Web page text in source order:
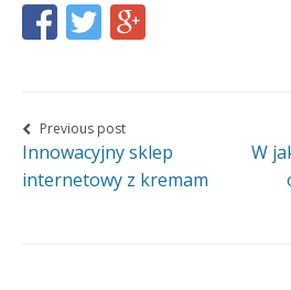
Share
on
Facebook
Share
on
Twitter
Share
on
Google+
Nawigacja
wpisu
Previous post
Innowacyjny sklep
internetowy z kremam
W